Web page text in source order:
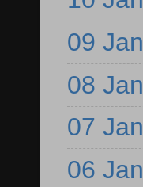
09 Jan
08 Jan
07 Jan
06 Jan